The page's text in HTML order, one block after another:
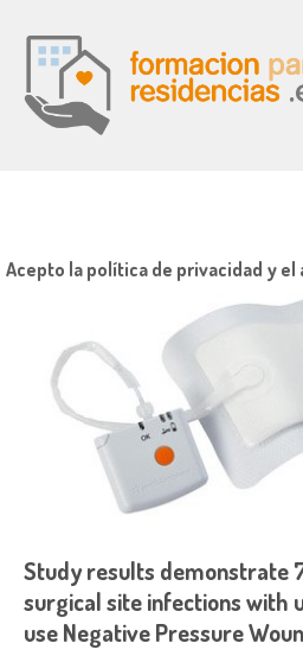
Study results demonstrate
surgical site infections with
use Negative Pressure
Acepto la política de privacidad y el